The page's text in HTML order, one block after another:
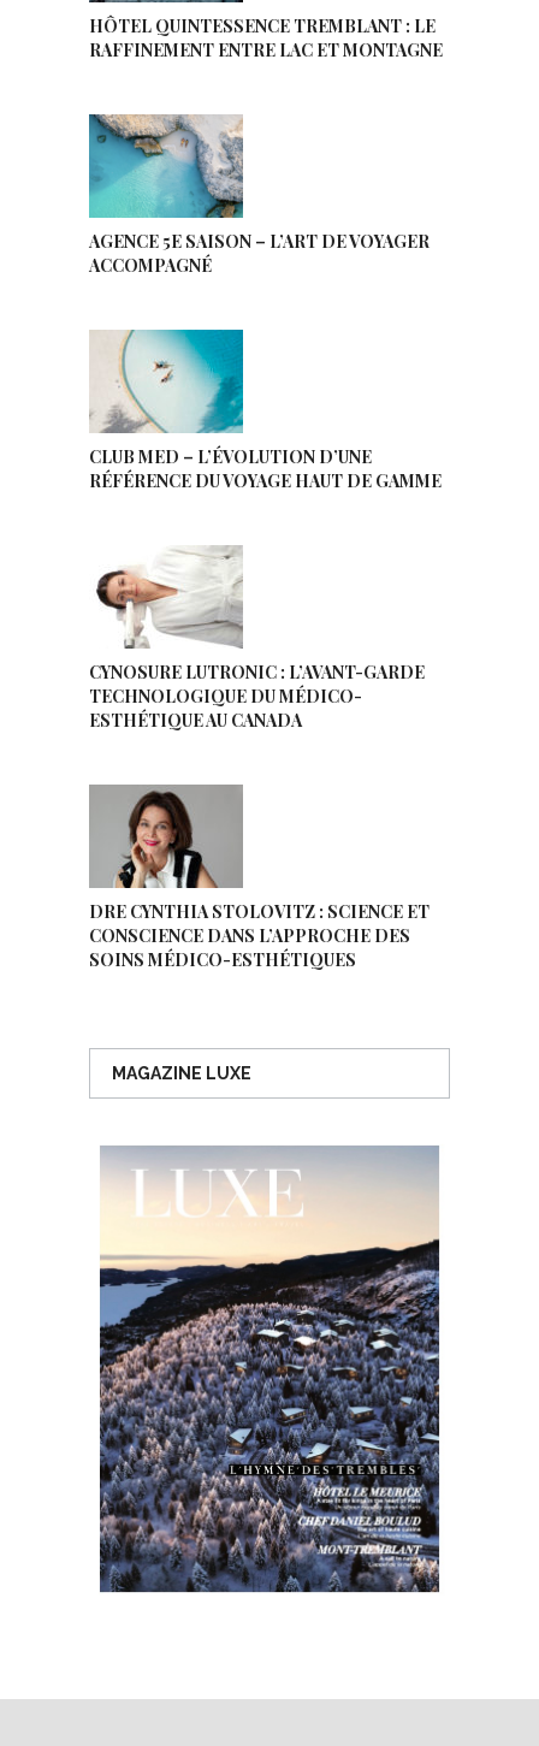
HÔTEL QUINTESSENCE TREMBLANT : LE
RAFFINEMENT ENTRE LAC ET MONTAGNE
AGENCE 5E SAISON – L’ART DE VOYAGER
ACCOMPAGNÉ
CLUB MED – L’ÉVOLUTION D’UNE
RÉFÉRENCE DU VOYAGE HAUT DE GAMME
CYNOSURE LUTRONIC : L’AVANT-GARDE
TECHNOLOGIQUE DU MÉDICO-
ESTHÉTIQUE AU CANADA
DRE CYNTHIA STOLOVITZ : SCIENCE ET
CONSCIENCE DANS L’APPROCHE DES
SOINS MÉDICO-ESTHÉTIQUES
MAGAZINE LUXE